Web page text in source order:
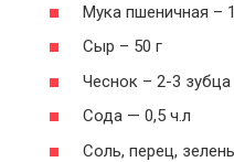
Мука пшеничная –
Сыр – 50 г
Чеснок – 2-3 зубца
Сода — 0,5 ч.л
Соль, перец,